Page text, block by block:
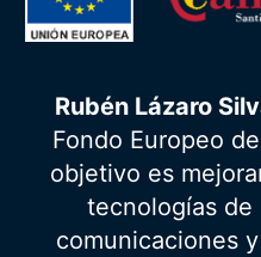
Rubén Lázaro
Fondo Europeo
objetivo es
tecnologías de
comunicaciones